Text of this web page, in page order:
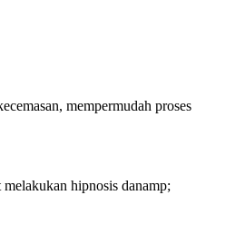
mempermudah proses
hipnosis danamp;